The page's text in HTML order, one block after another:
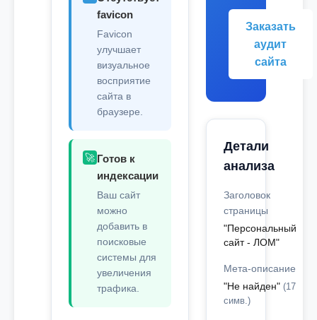
favicon
Favicon
улучшает
визуальное
восприятие
сайта в
браузере.
🚀 Готов к
индексации
Ваш сайт
можно
добавить в
поисковые
системы для
увеличения
трафика.
Заказать
аудит
сайта
Детали
анализа
Заголовок
страницы
"Персональный
сайт - ЛОМ"
Мета-описание
"Не найден" (17
симв.)